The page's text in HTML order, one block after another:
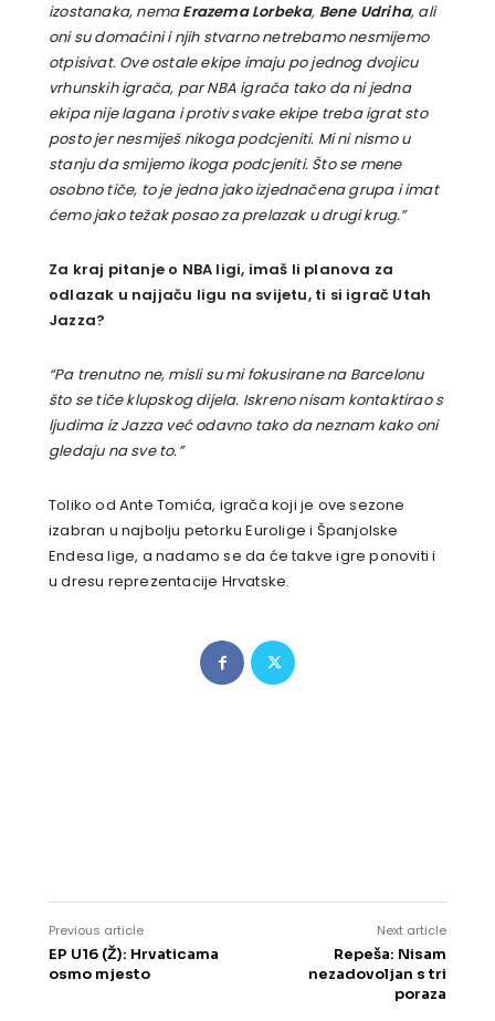
izostanaka, nemaErazema Lorbeka, Bene Udriha, ali
oni su domaćini i njih stvarno netrebamo nesmijemo
otpisivat. Ove ostale ekipe imaju po jednog dvojicu
vrhunskih igrača, par NBA igrača tako da ni jedna
ekipa nije lagana i protiv svake ekipe treba igrat sto
posto jer nesmiješ nikoga podcjeniti. Mi ni nismo u
stanju da smijemo ikoga podcjeniti. Što se mene
osobno tiče, to je jedna jako izjednačena grupa i imat
ćemo jako težak posao za prelazak u drugi krug.”
Za kraj pitanje o NBA ligi, imaš li planova za
odlazak u najjaču ligu na svijetu, ti si igrač Utah
Jazza?
“Pa trenutno ne, misli su mi fokusirane na Barcelonu
što se tiče klupskog dijela. Iskreno nisam kontaktirao s
ljudima iz Jazza već odavno tako da neznam kako oni
gledaju na sve to.”
Toliko od Ante Tomića, igrača koji je ove sezone
izabran u najbolju petorku Eurolige i Španjolske
Endesa lige, a nadamo se da će takve igre ponoviti i
u dresu reprezentacije Hrvatske.
Previous article
EP U16 (Ž): Hrvaticama
osmo mjesto
Next article
Repeša: Nisam
nezadovoljan s tri
poraza